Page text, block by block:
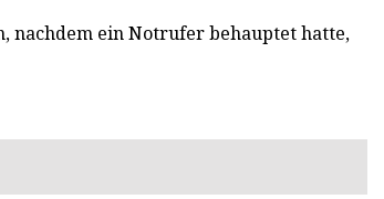
nachdem ein Notrufer behauptet hatte,